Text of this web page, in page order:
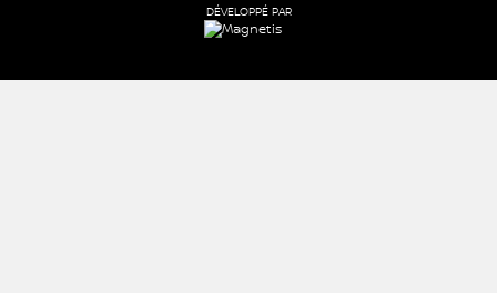
DÉVELOPPÉ PAR